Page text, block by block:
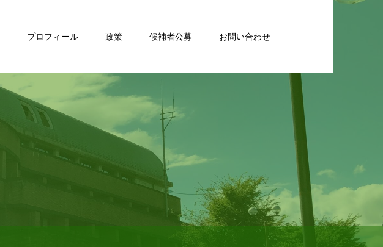
プロフィール 政策 候補者公募 お問い合わせ